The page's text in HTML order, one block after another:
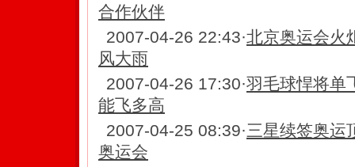
合作伙伴
2007-04-26 22:43·北京奥运会火
风大雨
2007-04-26 17:30·羽毛球悍将单
能飞多高
2007-04-25 08:39·三星续签奥运
奥运会